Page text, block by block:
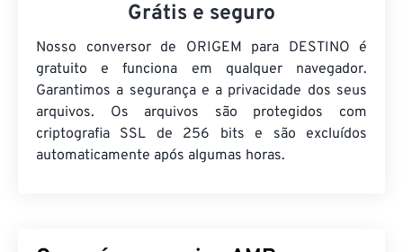
Grátis e seguro
Nosso conversor de ORIGEM para DESTINO é
gratuito e funciona em qualquer navegador.
Garantimos a segurança e a privacidade dos seus
arquivos. Os arquivos são protegidos com
criptografia SSL de 256 bits e são excluídos
automaticamente após algumas horas.